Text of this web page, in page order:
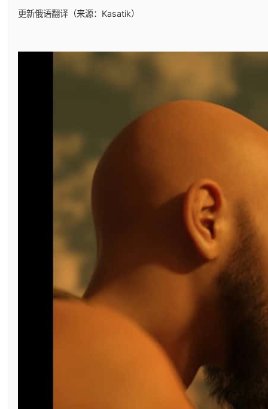
更新俄语翻译（来源：Kasatik）